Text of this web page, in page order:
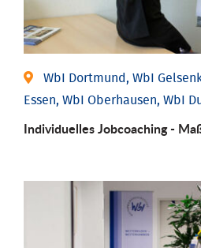
WbI Dortmund, WbI
Essen, WbI Oberhausen, WbI
Individu­elles Job­coaching -